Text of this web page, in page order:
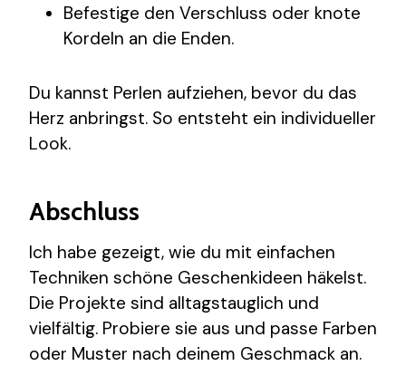
Befestige den Verschluss oder knote
Kordeln an die Enden.
Du kannst Perlen aufziehen, bevor du das
Herz anbringst. So entsteht ein individueller
Look.
Abschluss
Ich habe gezeigt, wie du mit einfachen
Techniken schöne Geschenkideen häkelst.
Die Projekte sind alltagstauglich und
vielfältig. Probiere sie aus und passe Farben
oder Muster nach deinem Geschmack an.